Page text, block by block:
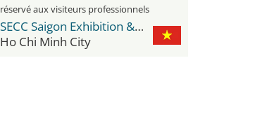
réservé aux visiteurs professionnels
SECC Saigon Exhibition & Convention Center
Ho Chi Minh City